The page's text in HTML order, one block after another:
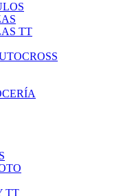
TT
TT